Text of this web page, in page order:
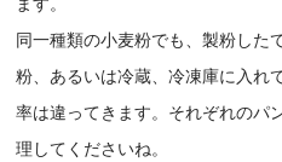
ます。
同一種類の小麦粉でも、製粉した
粉、あるいは冷蔵、冷凍庫に入れ
率は違ってきます。それぞれのパ
理してくださいね。